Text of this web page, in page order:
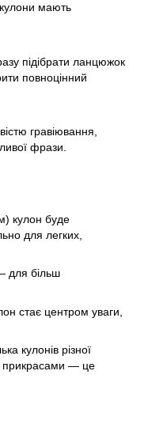
кулони мають
підібрати ланцюжок
повноцінний
гравіювання,
фрази.
кулон буде
для легких,
для більш
стає центром уваги,
кулонів різної
прикрасами — це